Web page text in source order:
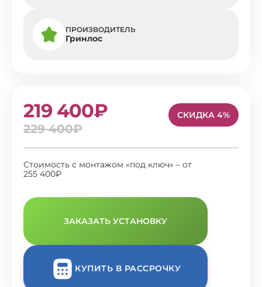
ПРОИЗВОДИТЕЛЬ
Гринлос
219 400₽
229 400₽
СКИДКА 4%
Стоимость с монтажом «под ключ» – от
255 400₽
ЗАКАЗАТЬ УСТАНОВКУ
КУПИТЬ В РАССРОЧКУ